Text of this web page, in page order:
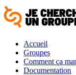
Accueil
Groupes
Comment ça
Documentation